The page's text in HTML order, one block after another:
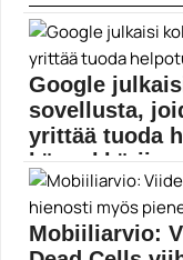
Half-Life: Alyx sai
pelaamisesta sankoin
Half-Life Alyx
Google
sovellusta,
yrittää tuoda
Puhelinriippuvuus on
ongelma. Nyt Google...
Google
Mobiiliarvio: